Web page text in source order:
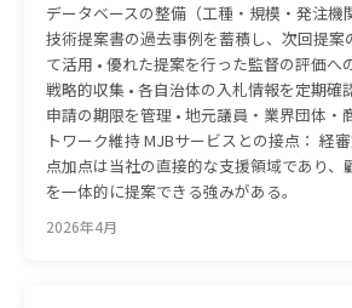
データベースの整備（工種・規模・発注機
技術提案書の過去事例を蓄積し、次回提案
て活用 • 優れた提案を行った監督の評価
戦略的収集 • 各自治体の入札情報を定期確
申請の期限を管理 • 地元議員・業界団体・
トワーク維持 MJBサービスとの接点： 経
点加点は当社の直接的な支援領域であり、
を一体的に提案できる強みがある。
2026年4月